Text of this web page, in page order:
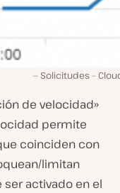
Solicitudes –
de velocidad»
permite
coinciden con
limitan
ser activado en el